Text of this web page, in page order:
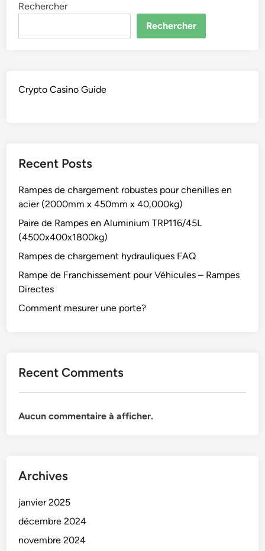
Rechercher
Rechercher
Crypto Casino Guide
Recent Posts
Rampes de chargement robustes pour chenilles en
acier (2000mm x 450mm x 40,000kg)
Paire de Rampes en Aluminium TRP116/45L
(4500x400x1800kg)
Rampes de chargement hydrauliques FAQ
Rampe de Franchissement pour Véhicules – Rampes
Directes
Comment mesurer une porte?
Recent Comments
Aucun commentaire à afficher.
Archives
janvier 2025
décembre 2024
novembre 2024